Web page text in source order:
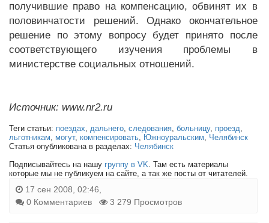
получившие право на компенсацию, обвинят их в
половинчатости решений. Однако окончательное
решение по этому вопросу будет принято после
соответствующего изучения проблемы в
министерстве социальных отношений.
Источник: www.nr2.ru
Теги статьи: поездах, дальнего, следования, больницу, проезд,
льготникам, могут, компенсировать, Южноуральским, Челябинск
Статья опубликована в разделах: Челябинск
Подписывайтесь на нашу группу в VK. Там есть материалы
которые мы не публикуем на сайте, а так же посты от читателей.
17 сен 2008, 02:46,
0 Комментариев
3 279 Просмотров